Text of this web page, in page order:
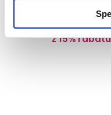
Zapisz się do
z 15%